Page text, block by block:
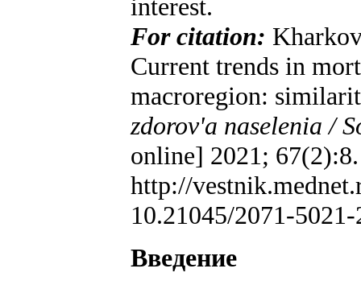
interest.
For citation:
Current trends in
macroregion:
zdorov'a naselenia /
online] 2021;
http://
10.21045/2071-
Введение